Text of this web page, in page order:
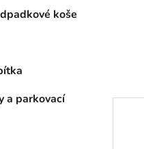
koše
a parkovací